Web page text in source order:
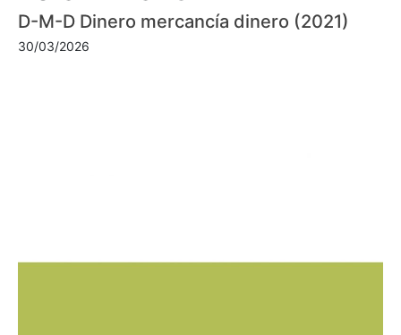
D-M-D Dinero mercancía dinero (2021)
30/03/2026